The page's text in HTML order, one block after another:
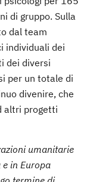
di gruppo. Sulla
dal team
individuali dei
dei diversi
per un totale di
divenire, che
altri progetti
umanitarie
in Europa